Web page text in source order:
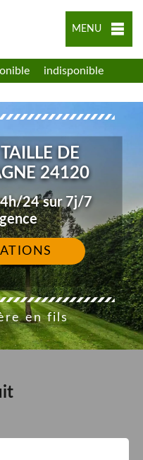
MENU
indisponible
DE
24120
24 sur 7j/7
en fils